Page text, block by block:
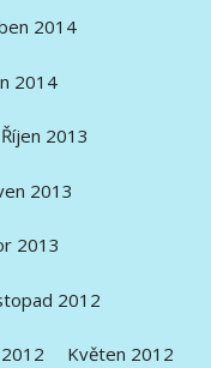
2014
2014
Říjen 2013
2013
2013
2012
Květen 2012